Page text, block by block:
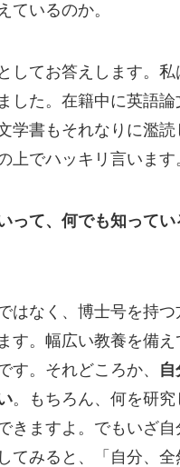
ているのか。
してお答えします。私
した。在籍中に英語
学書もそれなりに濫読
上でハッキリ言います
って、何でも知ってい
はなく、博士号を持つ
す。幅広い教養を備
す。それどころか、
。もちろん、何を研
きますよ。でもいざ
てみると、「自分、